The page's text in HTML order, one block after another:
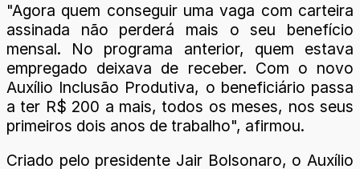
"Agora quem conseguir uma vaga com carteira
assinada não perderá mais o seu benefício
mensal. No programa anterior, quem estava
empregado deixava de receber. Com o novo
Auxílio Inclusão Produtiva, o beneficiário passa
a ter R$ 200 a mais, todos os meses, nos seus
primeiros dois anos de trabalho", afirmou.
Criado pelo presidente Jair Bolsonaro, o Auxílio